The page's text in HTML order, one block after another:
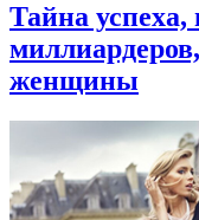
Тайна
женщины